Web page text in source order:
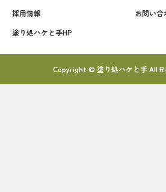
採用情報
お問い合
塗り処ハケと手HP
Copyright © 塗り処ハケと手 All